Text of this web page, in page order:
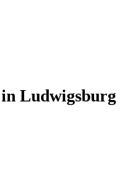
Ludwigsburg